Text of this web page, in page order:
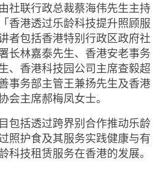
社联行政总裁蔡海伟先生主持
香港透过乐龄科技提升照顾服
者包括香港特别行政区政府社
长林嘉泰先生、香港安老事务
、香港科技园公司主席查毅超
事务部主管王兼扬先生及香港
会主席郝梅凤女士。
包括透过跨界别合作推动乐龄
照护食及其服务实践健康与有
科技租赁服务在香港的发展。